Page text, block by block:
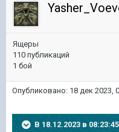
Ящеры
110 публикаций
1 бой
Опубликовано: 18 дек 2023,
В 18.12.2023 в